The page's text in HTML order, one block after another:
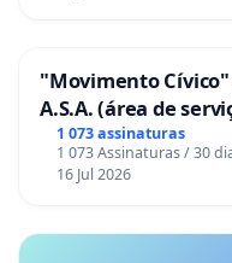
"Movimento
A.S.A. (área de
Coimbra
1 073 assinaturas
1 073 Assinaturas / 30
16 Jul 2026